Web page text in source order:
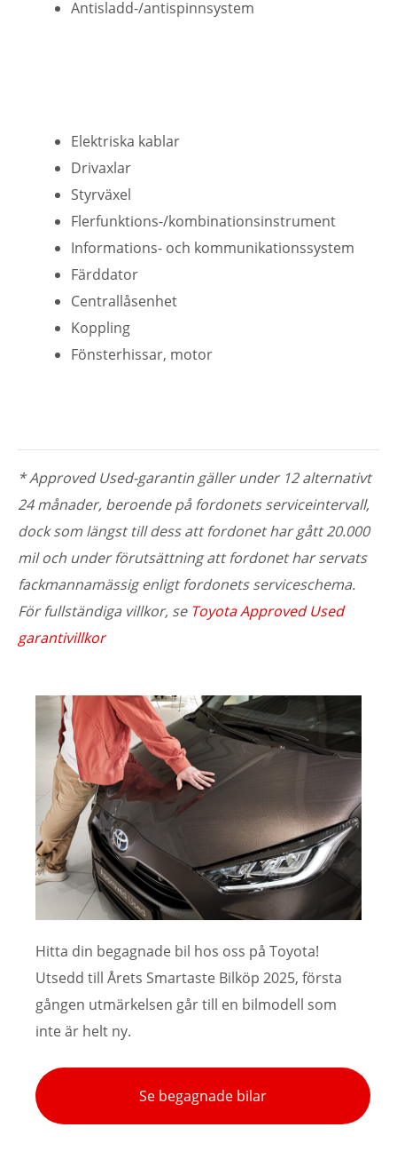
Antisladd-/antispinnsystem
Elektriska kablar
Drivaxlar
Styrväxel
Flerfunktions-/kombinationsinstrument
Informations- och kommunikationssystem
Färddator
Centrallåsenhet
Koppling
Fönsterhissar, motor
* Approved Used-garantin gäller under 12 alternativt
24 månader, beroende på fordonets serviceintervall,
dock som längst till dess att fordonet har gått 20.000
mil och under förutsättning att fordonet har servats
fackmannamässig enligt fordonets serviceschema.
För fullständiga villkor, se Toyota Approved Used
garantivillkor
Hitta din begagnade bil hos oss på Toyota!
Utsedd till Årets Smartaste Bilköp 2025, första
gången utmärkelsen går till en bilmodell som
inte är helt ny.
Se begagnade bilar